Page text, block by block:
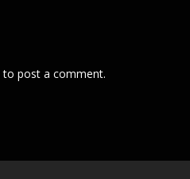
to post a comment.